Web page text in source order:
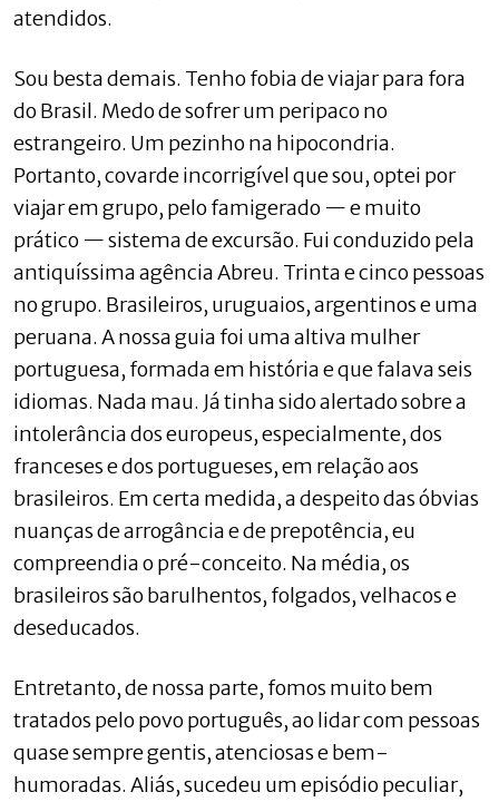
atendidos.
Sou besta demais. Tenho fobia de viajar para fora
do Brasil. Medo de sofrer um peripaco no
estrangeiro. Um pezinho na hipocondria.
Portanto, covarde incorrigível que sou, optei por
viajar em grupo, pelo famigerado — e muito
prático — sistema de excursão. Fui conduzido pela
antiquíssima agência Abreu. Trinta e cinco pessoas
no grupo. Brasileiros, uruguaios, argentinos e uma
peruana. A nossa guia foi uma altiva mulher
portuguesa, formada em história e que falava seis
idiomas. Nada mau. Já tinha sido alertado sobre a
intolerância dos europeus, especialmente, dos
franceses e dos portugueses, em relação aos
brasileiros. Em certa medida, a despeito das óbvias
nuanças de arrogância e de prepotência, eu
compreendia o pré-conceito. Na média, os
brasileiros são barulhentos, folgados, velhacos e
deseducados.
Entretanto, de nossa parte, fomos muito bem
tratados pelo povo português, ao lidar com pessoas
quase sempre gentis, atenciosas e bem-
humoradas. Aliás, sucedeu um episódio peculiar,